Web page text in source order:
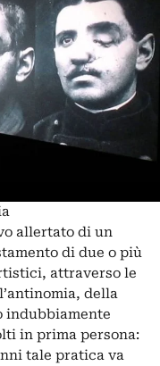
allertato di un
di due o più
attraverso le
della
indubbiamente
in prima persona:
tale pratica va